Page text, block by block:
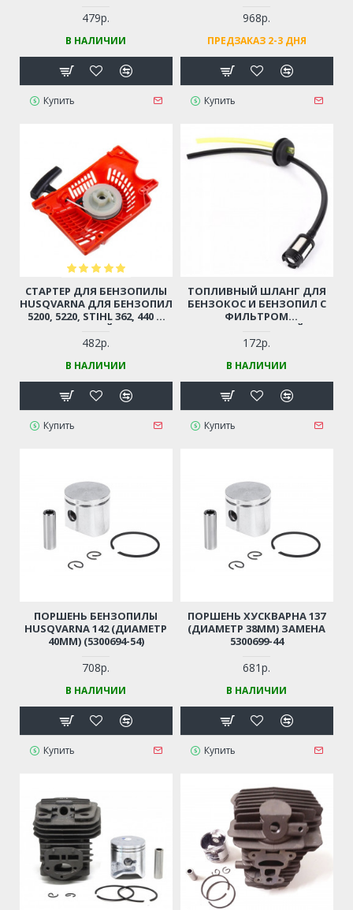
ПЕРФОРАТОРА, ДРЕЛИ И ПР.
479р.
В НАЛИЧИИ
Купить
968р.
ПРЕДЗАКАЗ 2-3 ДНЯ
Купить
СТАРТЕР ДЛЯ БЕНЗОПИЛЫ
HUSQVARNA ДЛЯ БЕНЗОПИЛ
5200, 5220, STIHL 362, 440 И
ДР. (КИТАЙСКИЕ
БЕНЗОПИЛЫ 45-52СМ3,
ЦЫГАНКА)
482р.
В НАЛИЧИИ
Купить
ТОПЛИВНЫЙ ШЛАНГ ДЛЯ
БЕНЗОКОС И БЕНЗОПИЛ С
ФИЛЬТРОМ
(УНИВЕРСАЛЬНЫЙ)
172р.
В НАЛИЧИИ
Купить
ПОРШЕНЬ БЕНЗОПИЛЫ
HUSQVARNA 142 (ДИАМЕТР
40ММ) (5300694-54)
708р.
В НАЛИЧИИ
Купить
ПОРШЕНЬ ХУСКВАРНА 137
(ДИАМЕТР 38ММ) ЗАМЕНА
5300699-44
681р.
В НАЛИЧИИ
Купить